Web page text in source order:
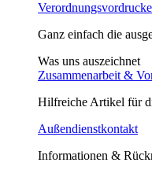
Ganz einfach die
Was uns auszeichnet
Zusammenarbeit &
Hilfreiche Artikel für
Außendienstkontakt
Informationen &